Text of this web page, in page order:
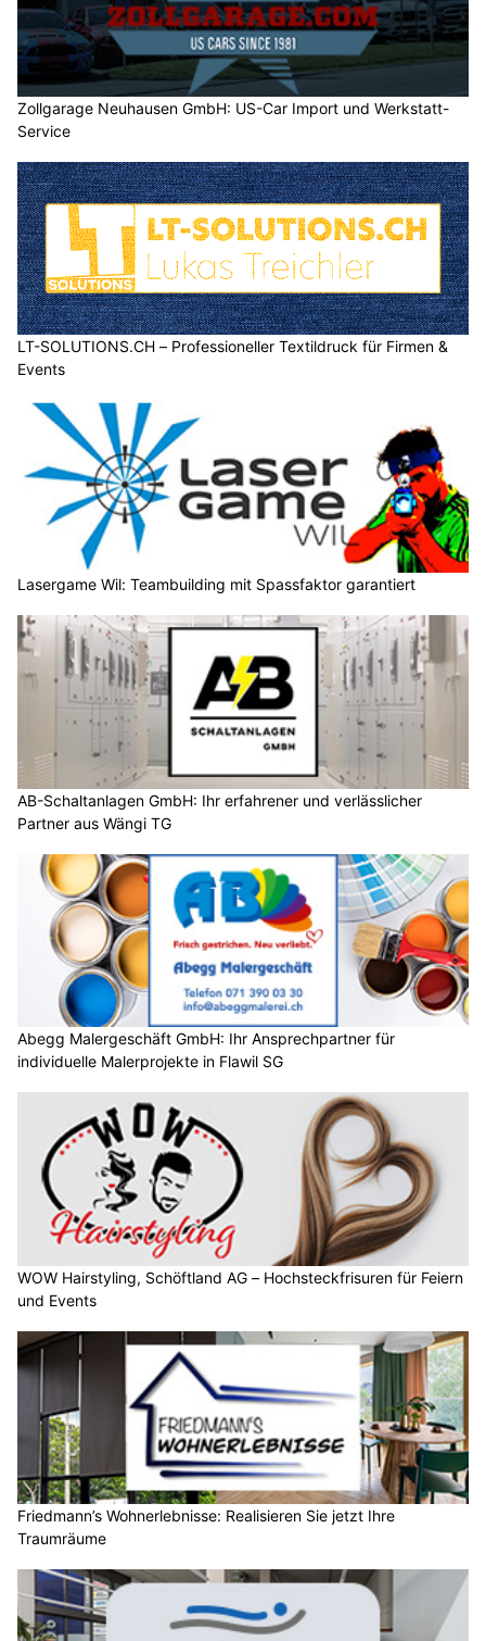
Zollgarage Neuhausen GmbH: US-Car Import und Werkstatt-
Service
LT-SOLUTIONS.CH – Professioneller Textildruck für Firmen &
Events
Lasergame Wil: Teambuilding mit Spassfaktor garantiert
AB-Schaltanlagen GmbH: Ihr erfahrener und verlässlicher
Partner aus Wängi TG
Abegg Malergeschäft GmbH: Ihr Ansprechpartner für
individuelle Malerprojekte in Flawil SG
WOW Hairstyling, Schöftland AG – Hochsteckfrisuren für Feiern
und Events
Friedmann’s Wohnerlebnisse: Realisieren Sie jetzt Ihre
Traumräume